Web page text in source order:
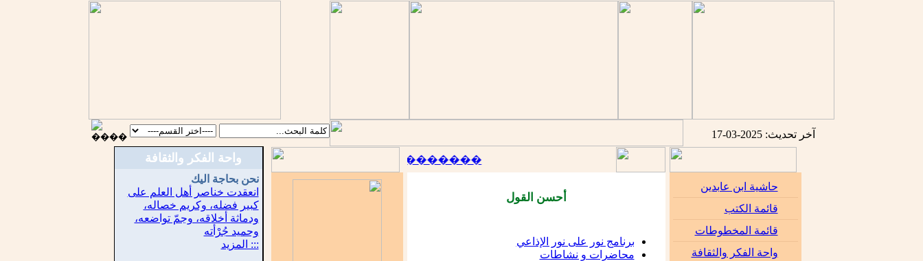
آخر تحديث: 2025-03-17
واحة الفكر والثقافة
نحن بحاجة اليك
انعقدت خناصر أهل العلم على
كبير فضله، وكريم خصاله،
ودماثة أخلاقه، وجمّ تواضعه،
وحميد جُرْأته
::: المزيد
������ �� �������
أحسن القول
برنامج نور على نور الإذاعي
محاضرات و نشاطات
حاشية ابن عابدين
قائمة الكتب
قائمة المخطوطات
واحة الفكر والثقافة